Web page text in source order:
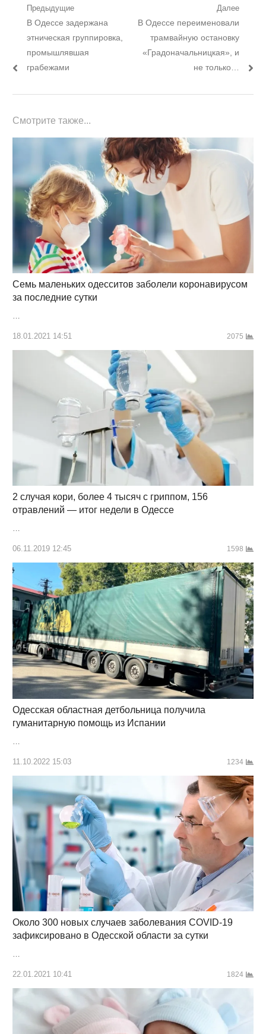
Навигация
записям
Предыдущие
Предыдущий
пост:
В Одессе задержана
этническая группировка,
промышлявшая
грабежами
Далее
Следующий
пост:
В Одессе переименовали
трамвайную остановку
«Градоначальницкая», и
не только…
Смотрите также...
Семь маленьких одесситов заболели коронавирусом
за последние сутки
…
18.01.2021 14:51 2075
2 случая кори, более 4 тысяч с гриппом, 156
отравлений — итог недели в Одессе
…
06.11.2019 12:45 1598
Одесская областная детбольница получила
гуманитарную помощь из Испании
11.10.2022 15:03 1234
Около 300 новых случаев заболевания COVID-19
зафиксировано в Одесской области за сутки
…
22.01.2021 10:41 1824